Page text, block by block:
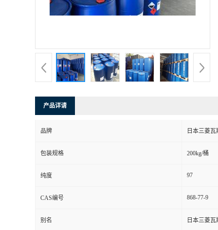
产品详请
品牌 日本三菱
包装规格 200kg/桶
纯度 97
CAS编号 868-77-9
别名 日本三菱